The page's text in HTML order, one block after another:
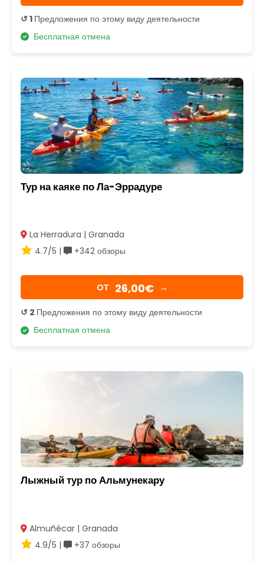
↺ 1 Предложения по этому виду деятельности
Бесплатная отмена
Тур на каяке по Ла-Эррадуре
La Herradura | Granada
4.7/5 |
+342 обзоры
OТ 26,00€ →
↺ 2 Предложения по этому виду деятельности
Бесплатная отмена
Лыжный тур по Альмунекару
Almuñécar | Granada
4.9/5 |
+37 обзоры